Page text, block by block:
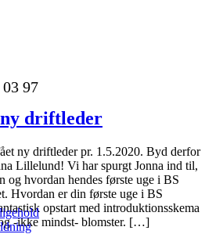
97
driftleder
ny driftleder pr. 1.5.2020. Byd derfor
Lillelund! Vi har spurgt Jonna ind til,
og hvordan hendes første uge i BS
Hvordan er din første uge i BS
opstart med introduktionsskema
-ikke mindst- blomster. […]